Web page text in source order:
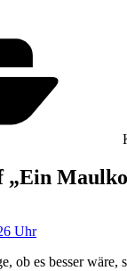
„Ein
Uhr
ob es besser wäre,